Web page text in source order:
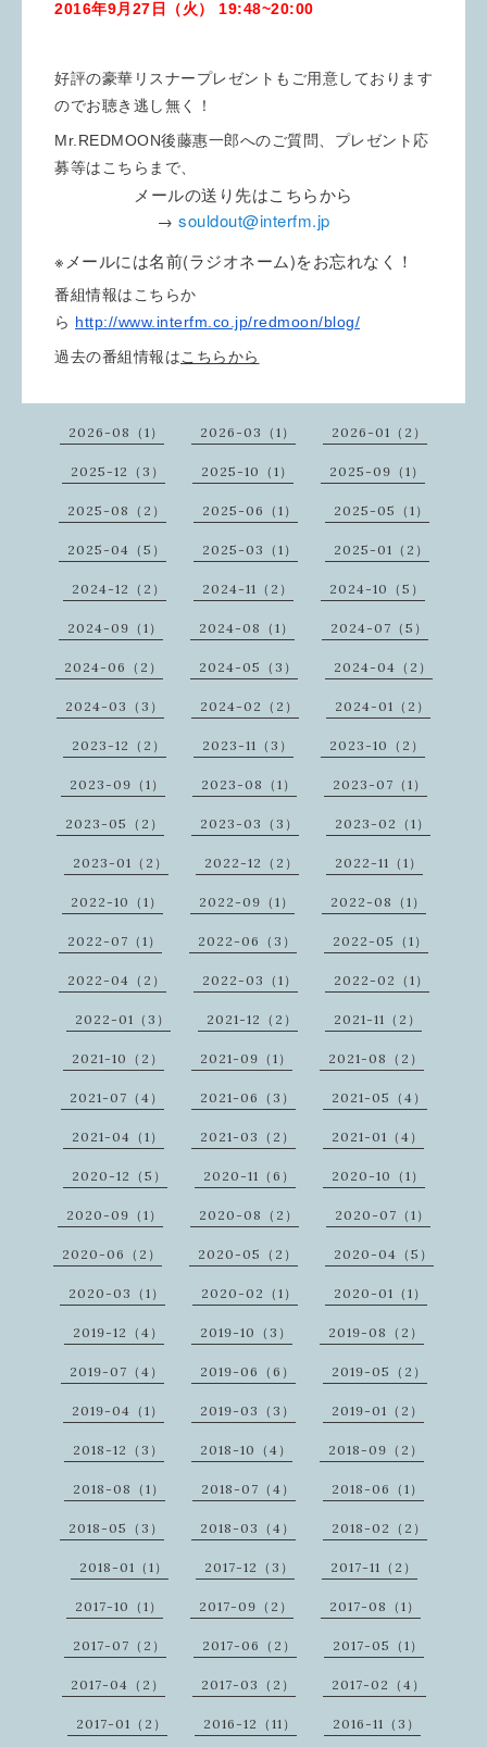
2016年9月27 日（火） 19:48~20:00
好評の豪華リスナープレゼントもご用意しております
のでお聴き逃し無く！
Mr.REDMOON後藤惠一郎へのご質問、プレゼント応
募等はこちらまで、
メールの送り先はこちらから
→souldout@interfm.jp
※メールには名前(ラジオネーム)をお忘れなく！
番組情報はこちらか
ら http://www.interfm.co.jp/redmoon/blog/
過去の番組情報はこちらから
2026-08（1） 2026-03（1） 2026-01（2）
2025-12（3） 2025-10（1） 2025-09（1）
2025-08（2） 2025-06（1） 2025-05（1）
2025-04（5） 2025-03（1） 2025-01（2）
2024-12（2） 2024-11（2） 2024-10（5）
2024-09（1） 2024-08（1） 2024-07（5）
2024-06（2） 2024-05（3） 2024-04（2）
2024-03（3） 2024-02（2） 2024-01（2）
2023-12（2） 2023-11（3） 2023-10（2）
2023-09（1） 2023-08（1） 2023-07（1）
2023-05（2） 2023-03（3） 2023-02（1）
2023-01（2） 2022-12（2） 2022-11（1）
2022-10（1） 2022-09（1） 2022-08（1）
2022-07（1） 2022-06（3） 2022-05（1）
2022-04（2） 2022-03（1） 2022-02（1）
2022-01（3） 2021-12（2） 2021-11（2）
2021-10（2） 2021-09（1） 2021-08（2）
2021-07（4） 2021-06（3） 2021-05（4）
2021-04（1） 2021-03（2） 2021-01（4）
2020-12（5） 2020-11（6） 2020-10（1）
2020-09（1） 2020-08（2） 2020-07（1）
2020-06（2） 2020-05（2） 2020-04（5）
2020-03（1） 2020-02（1） 2020-01（1）
2019-12（4） 2019-10（3） 2019-08（2）
2019-07（4） 2019-06（6） 2019-05（2）
2019-04（1） 2019-03（3） 2019-01（2）
2018-12（3） 2018-10（4） 2018-09（2）
2018-08（1） 2018-07（4） 2018-06（1）
2018-05（3） 2018-03（4） 2018-02（2）
2018-01（1） 2017-12（3） 2017-11（2）
2017-10（1） 2017-09（2） 2017-08（1）
2017-07（2） 2017-06（2） 2017-05（1）
2017-04（2） 2017-03（2） 2017-02（4）
2017-01（2） 2016-12（11） 2016-11（3）